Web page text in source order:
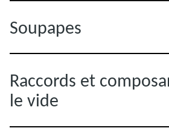
Soupapes
Raccords et
le vide